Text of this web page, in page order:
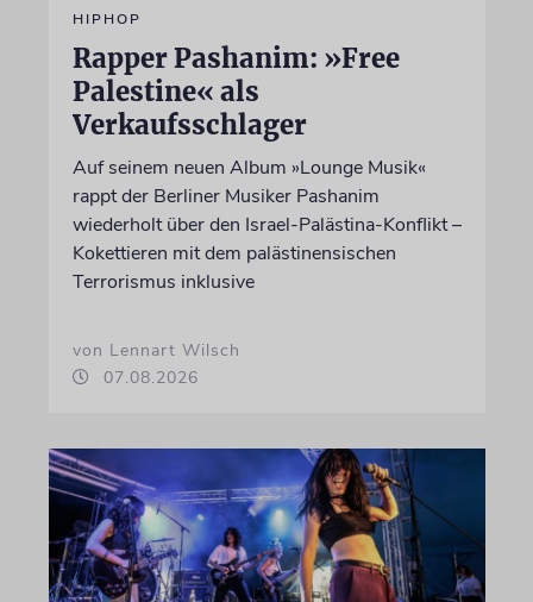
HIPHOP
Rapper Pashanim: »Free
Palestine« als
Verkaufsschlager
Auf seinem neuen Album »Lounge Musik«
rappt der Berliner Musiker Pashanim
wiederholt über den Israel-Palästina-Konflikt –
Kokettieren mit dem palästinensischen
Terrorismus inklusive
von Lennart Wilsch
07.08.2026